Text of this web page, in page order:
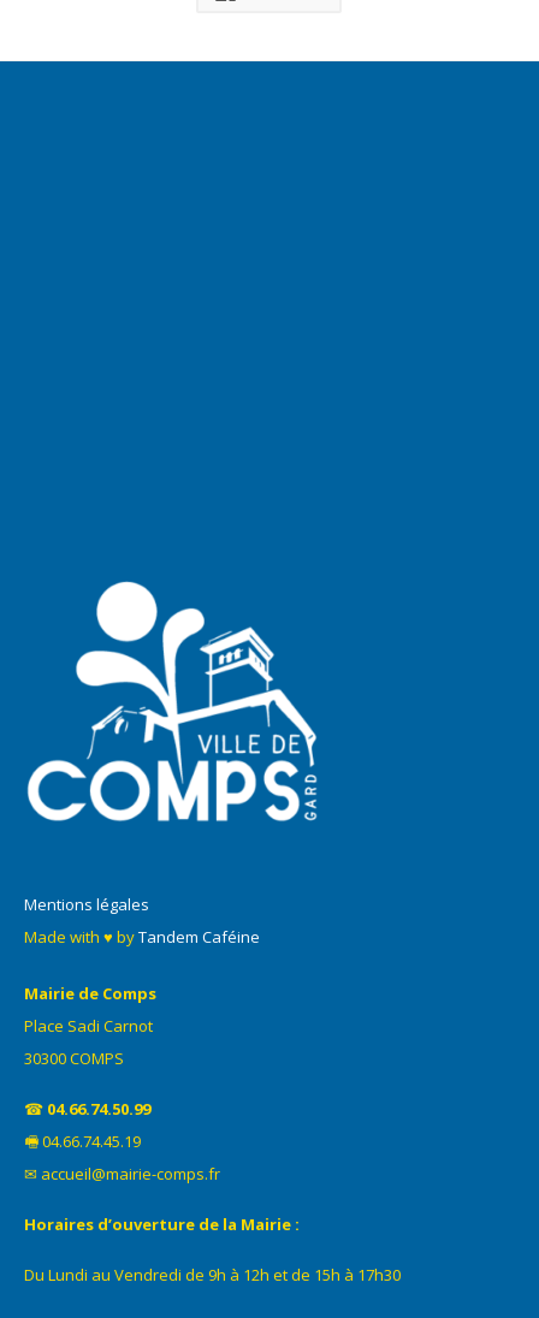
Mentions légales
Made with ♥ byTandem Caféine
Mairie de Comps
Place Sadi Carnot
30300 COMPS
☎ 04.66.74.50.99
🖷 04.66.74.45.19
✉ accueil@mairie-comps.fr
Horaires d’ouverture de la Mairie :
Du Lundi au Vendredi de 9h à 12h et de 15h à 17h30